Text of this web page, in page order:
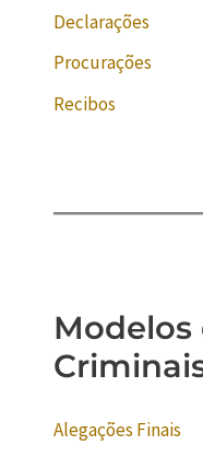
Declarações
Procurações
Recibos
Modelos
Alegações Finais